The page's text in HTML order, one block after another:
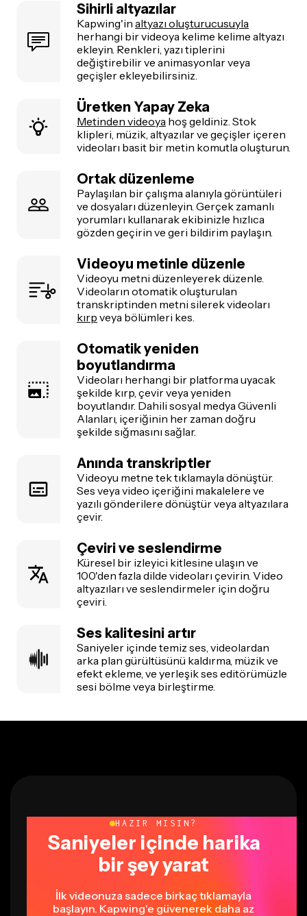
Sihirli altyazılar
Kapwing'in altyazı oluşturucusuyla
herhangi bir videoya kelime kelime altyazı
ekleyin. Renkleri, yazı tiplerini
değiştirebilir ve animasyonlar veya
geçişler ekleyebilirsiniz.
Üretken Yapay Zeka
Metinden videoya hoş geldiniz. Stok
klipleri, müzik, altyazılar ve geçişler içeren
videoları basit bir metin komutla oluşturun.
Ortak düzenleme
Paylaşılan bir çalışma alanıyla görüntüleri
ve dosyaları düzenleyin. Gerçek zamanlı
yorumları kullanarak ekibinizle hızlıca
gözden geçirin ve geri bildirim paylaşın.
Videoyu metinle düzenle
Videoyu metni düzenleyerek düzenle.
Videoların otomatik oluşturulan
transkriptinden metni silerek videoları
kırp veya bölümleri kes.
Otomatik yeniden
boyutlandırma
Videoları herhangi bir platforma uyacak
şekilde kırp, çevir veya yeniden
boyutlandır. Dahili sosyal medya Güvenli
Alanları, içeriğinin her zaman doğru
şekilde sığmasını sağlar.
Anında transkriptler
Videoyu metne tek tıklamayla dönüştür.
Ses veya video içeriğini makalelere ve
yazılı gönderilere dönüştür veya altyazılara
çevir.
Çeviri ve seslendirme
Küresel bir izleyici kitlesine ulaşın ve
100'den fazla dilde videoları çevirin. Video
altyazıları ve seslendirmeler için doğru
çeviri.
Ses kalitesini artır
Saniyeler içinde temiz ses, videolardan
arka plan gürültüsünü kaldırma, müzik ve
efekt ekleme, ve yerleşik ses editörümüzle
sesi bölme veya birleştirme.
HAZIR MISIN?
Saniyeler içinde harika
bir şey yarat
İlk videonuza sadece birkaç tıklamayla
başlayın. Kapwing'e güvenerek daha az